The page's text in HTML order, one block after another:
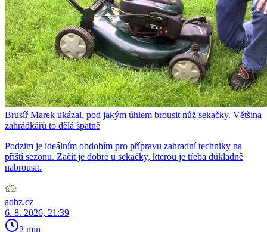
Brusíř Marek ukázal, pod jakým úhlem brousit nůž sekačky. Většina
zahrádkářů to dělá špatně
Podzim je ideálním obdobím pro přípravu zahradní techniky na
příští sezonu. Začít je dobré u sekačky, kterou je třeba důkladně
nabrousit.
adbz.cz
6. 8. 2026, 21:39
2 min